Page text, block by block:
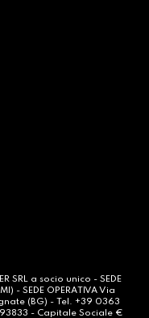
SRL a socio unico - SEDE
- SEDE OPERATIVA Via
(BG) - Tel. +39 0363
- Capitale Sociale €